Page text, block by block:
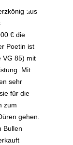
aus
€ die
Poetin ist
VG 85) mit
Mit
sehr
für die
zum
gehen.
Bullen